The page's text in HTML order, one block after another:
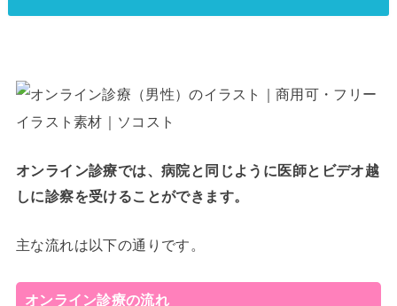
オンライン診療では、病院と同じように医師とビデオ越
しに診察を受けることができます。
主な流れは以下の通りです。
オンライン診療の流れ